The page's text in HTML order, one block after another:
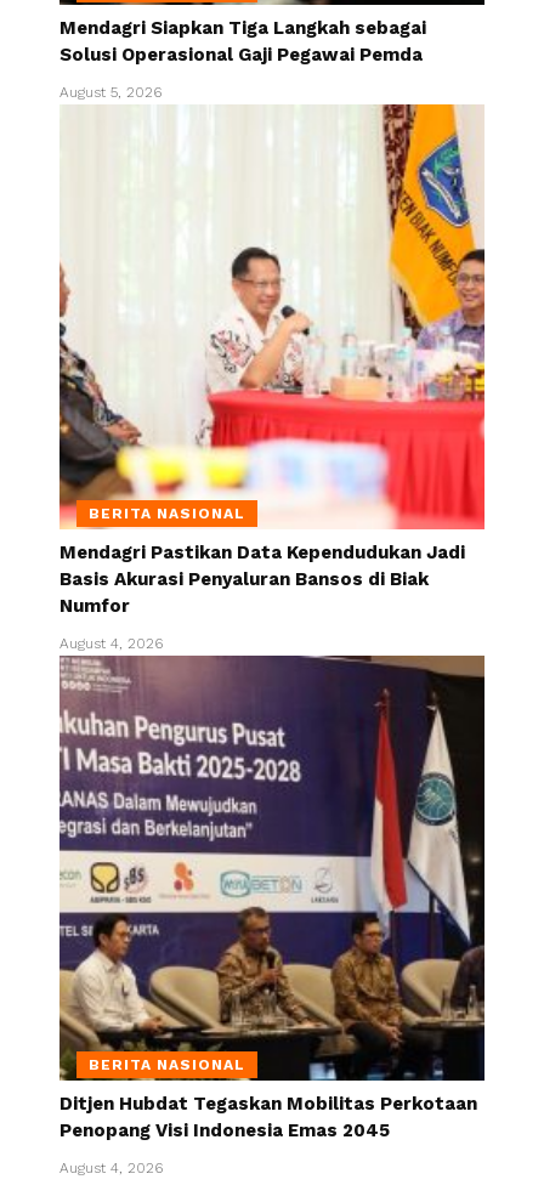
Mendagri Siapkan Tiga Langkah sebagai
Solusi Operasional Gaji Pegawai Pemda
August 5, 2026
BERITA NASIONAL
Mendagri Pastikan Data Kependudukan Jadi
Basis Akurasi Penyaluran Bansos di Biak
Numfor
August 4, 2026
BERITA NASIONAL
Ditjen Hubdat Tegaskan Mobilitas Perkotaan
Penopang Visi Indonesia Emas 2045
August 4, 2026